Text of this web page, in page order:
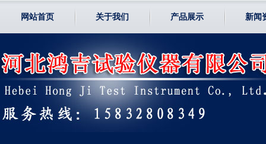
网站首页 关于我们 产品展示 新闻